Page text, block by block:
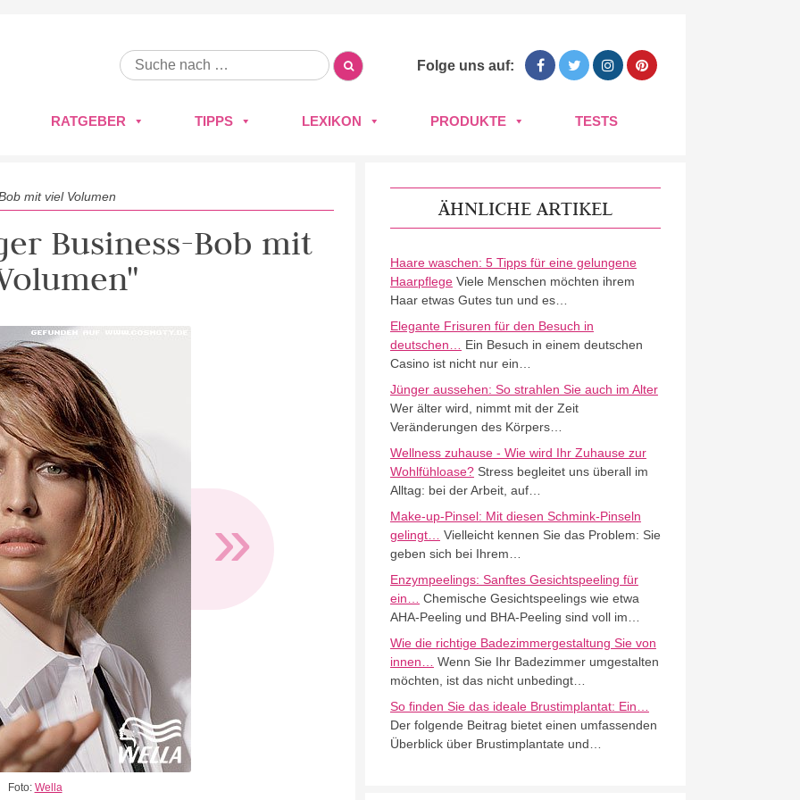
Folge uns auf:
RATGEBER TIPPS LEXIKON PRODUKTE TESTS
mit viel Volumen
Business-Bob mit
»
Foto: Wella
ÄHNLICHE ARTIKEL
Haare waschen: 5 Tipps für eine gelungene
HaarpflegeViele Menschen möchten ihrem
Haar etwas Gutes tun und es…
Elegante Frisuren für den Besuch in
deutschen…
Ein Besuch in einem deutschen
Casino ist nicht nur ein…
Jünger aussehen: So strahlen Sie auch im Alter
Wer älter wird, nimmt mit der Zeit
Veränderungen des Körpers…
Wellness zuhause - Wie wird Ihr Zuhause zur
Wohlfühloase?Stress begleitet uns überall im
Alltag: bei der Arbeit, auf…
Make-up-Pinsel: Mit diesen Schmink-Pinseln
gelingt…
Vielleicht kennen Sie das Problem: Sie
geben sich bei Ihrem…
Enzympeelings: Sanftes Gesichtspeeling für
ein…
Chemische Gesichtspeelings wie etwa
AHA-Peeling und BHA-Peeling sind voll im…
Wie die richtige Badezimmergestaltung Sie von
innen…
Wenn Sie Ihr Badezimmer umgestalten
möchten, ist das nicht unbedingt…
So finden Sie das ideale Brustimplantat: Ein…
Der folgende Beitrag bietet einen umfassenden
Überblick über Brustimplantate und…